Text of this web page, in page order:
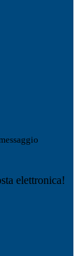
elettronica!